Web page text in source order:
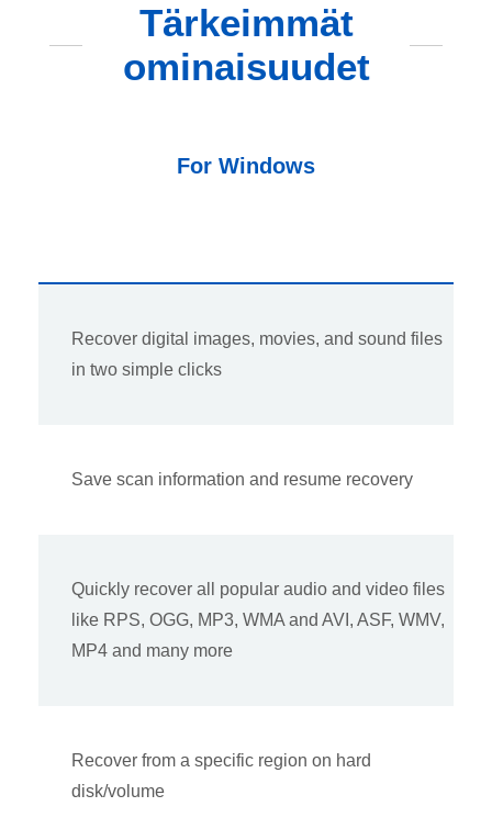
Tärkeimmät
ominaisuudet
For Windows
Recover digital images, movies, and sound files
in two simple clicks
Save scan information and resume recovery
Quickly recover all popular audio and video files
like RPS, OGG, MP3, WMA and AVI, ASF, WMV,
MP4 and many more
Recover from a specific region on hard
disk/volume